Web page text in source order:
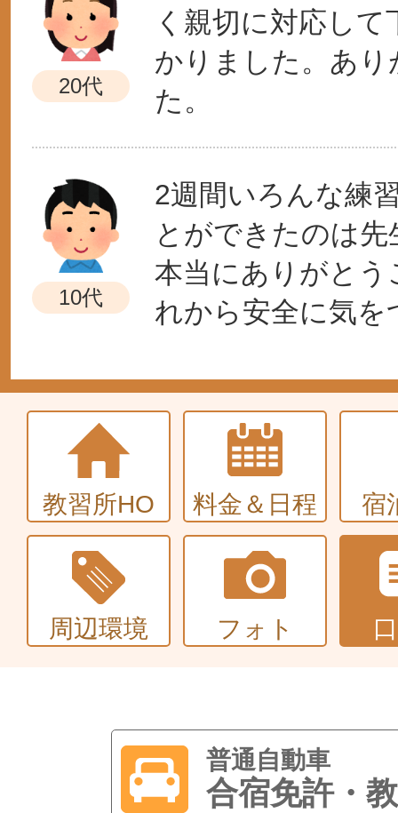
20代
く親切に対応し
かりました。あ
た。
10代
2週間いろんな練
とができたのは
本当にありがと
れから安全に気を
教習所HO 料金＆日程 宿
周辺環境 フォト
普通自動車
合宿免許・